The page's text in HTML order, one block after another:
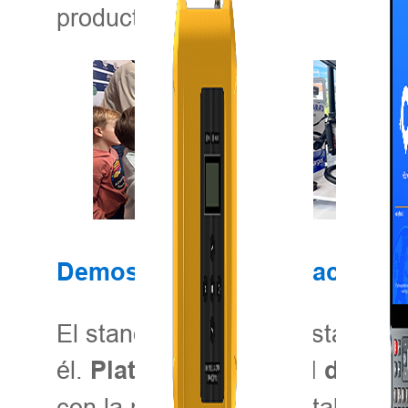
productividad.
Demostraciones
El stand de Hi-Target está
él. Plataforma integral de